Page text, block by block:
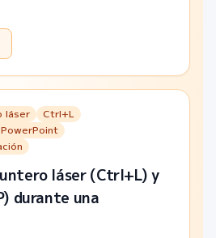
láser
Ctrl+L
láser (Ctrl+L) y
durante una